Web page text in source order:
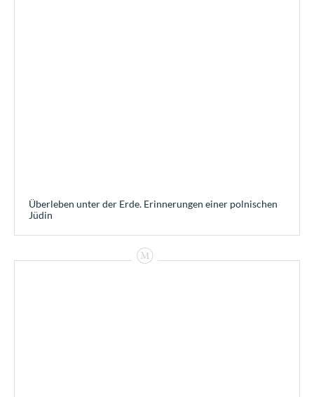
Überleben unter der Erde. Erinnerungen einer polnischen
Jüdin